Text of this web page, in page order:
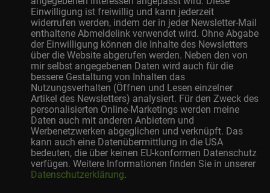
Einwilligung ist freiwillig und kann jederzeit
widerrufen werden, indem der in jeder Newsletter-Mail
enthaltene Abmeldelink verwendet wird. Ohne Abgabe
der Einwilligung können die Inhalte des Newsletters
über die Website abgerufen werden. Neben den von
mir selbst angegebenen Daten wird auch für die
bessere Gestaltung von Inhalten das
Nutzungsverhalten (Öffnen und Lesen einzelner
Artikel des Newsletters) analysiert. Für den Zweck des
personalisierten Online-Marketings werden meine
Daten auch mit anderen Anbietern und
Werbenetzwerken abgeglichen und verknüpft. Das
kann auch eine Datenübermittlung in die USA
bedeuten, die über keinen EU-konformen Datenschutz
verfügen. Weitere Informationen finden Sie in unserer
Datenschutzerklärung.